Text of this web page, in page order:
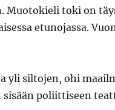
Muotokieli toki on
etunojassa.
yli siltojen, ohi
sisään poliittiseen